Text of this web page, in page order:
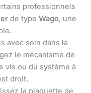
professionnels
de type Wago, une
avec soin dans la
le mécanisme de
vis ou du système à
droit.